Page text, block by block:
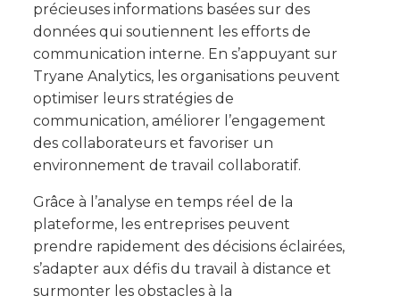
précieuses informations basées sur des
données qui soutiennent les efforts de
communication interne. En s’appuyant sur
Tryane Analytics, les organisations peuvent
optimiser leurs stratégies de
communication, améliorer l’engagement
des collaborateurs et favoriser un
environnement de travail collaboratif.
Grâce à l’analyse en temps réel de la
plateforme, les entreprises peuvent
prendre rapidement des décisions éclairées,
s’adapter aux défis du travail à distance et
surmonter les obstacles à la